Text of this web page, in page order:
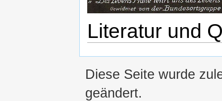
Literatur und
Diese Seite wurde
geändert.